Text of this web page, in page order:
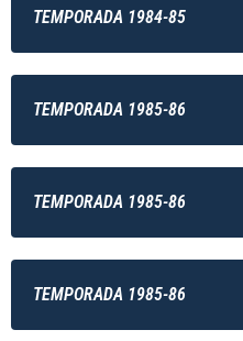
TEMPORADA 1984-85
TEMPORADA 1985-86
TEMPORADA 1985-86
TEMPORADA 1985-86